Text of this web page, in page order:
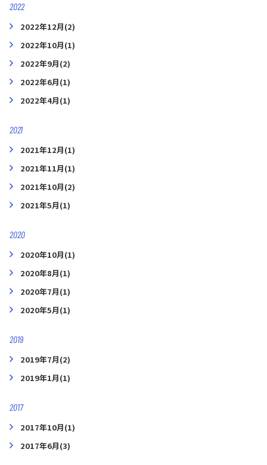
2022
2022年12月(2)
2022年10月(1)
2022年9月(2)
2022年6月(1)
2022年4月(1)
2021
2021年12月(1)
2021年11月(1)
2021年10月(2)
2021年5月(1)
2020
2020年10月(1)
2020年8月(1)
2020年7月(1)
2020年5月(1)
2019
2019年7月(2)
2019年1月(1)
2017
2017年10月(1)
2017年6月(3)